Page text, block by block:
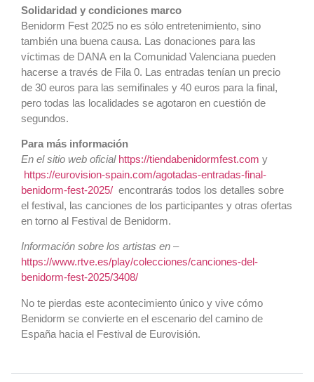
Solidaridad y condiciones marco
Benidorm Fest 2025 no es sólo entretenimiento, sino
también una buena causa. Las donaciones para las
víctimas de DANA en la Comunidad Valenciana pueden
hacerse a través de Fila 0. Las entradas tenían un precio
de 30 euros para las semifinales y 40 euros para la final,
pero todas las localidades se agotaron en cuestión de
segundos.
Para más información
En el sitio web oficial https://tiendabenidormfest.com y
https://eurovision-spain.com/agotadas-entradas-final-
benidorm-fest-2025/ encontrarás todos los detalles sobre
el festival, las canciones de los participantes y otras ofertas
en torno al Festival de Benidorm.
Información sobre los artistas en –
https://www.rtve.es/play/colecciones/canciones-del-
benidorm-fest-2025/3408/
No te pierdas este acontecimiento único y vive cómo
Benidorm se convierte en el escenario del camino de
España hacia el Festival de Eurovisión.